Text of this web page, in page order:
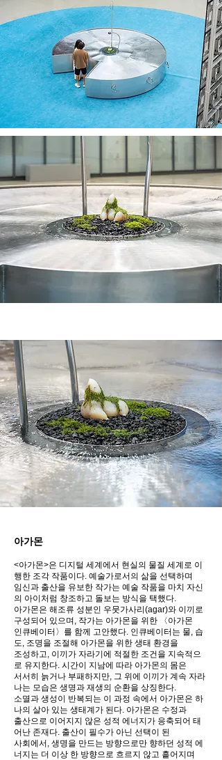
아가몬
<아가몬>은 디지털 세계에서 현실의 물질 세계로 이
행한 조각 작품이다. 예술가로서의 삶을 선택하며
임신과 출산을 유보한 작가는 예술 작품을 마치 자신
의 아이처럼 창조하고 돌보는 방식을 택했다.
아가몬은 해조류 성분인 우뭇가사리(agar)와 이끼로
구성되어 있으며, 작가는 아가몬을 위한 〈아가몬
인큐베이터〉를 함께 고안했다. 인큐베이터는 물, 습
도, 조명을 조절해 아가몬을 위한 생태 환경을
조성하고, 이끼가 자라기에 적절한 조건을 지속적으
로 유지한다. 시간이 지남에 따라 아가몬의 몸은
서서히 늙거나 부패하지만, 그 위에 이끼가 계속 자라
나는 모습은 생명과 재생의 순환을 상징한다.
소멸과 생성이 반복되는 이 과정 속에서 아가몬은 하
나의 살아 있는 생태계가 된다. 아가몬은 수정과
출산으로 이어지지 않은 성적 에너지가 응축되어 태
어난 존재다. 출산이 필수가 아닌 선택이 된
사회에서, 생명을 만드는 방향으로만 향하던 성적 에
너지는 더 이상 한 방향으로 흐르지 않고 흩어지며